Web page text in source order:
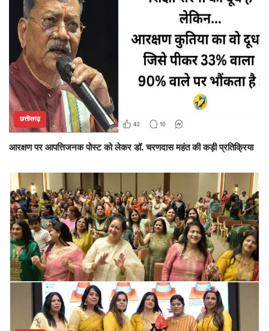
छत्तीसगढ़
आरक्षण पर आपत्तिजनक पोस्ट को लेकर डॉ. चरणदास महंत की कड़ी प्रतिक्रिया